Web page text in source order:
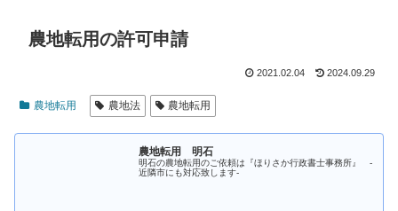
農地転用の許可申請
2021.02.04 2024.09.29
農地転用 農地法 農地転用
農地転用 明石
明石の農地転用のご依頼は『ほりさか行政書士事務所』 -
近隣市にも対応致します-